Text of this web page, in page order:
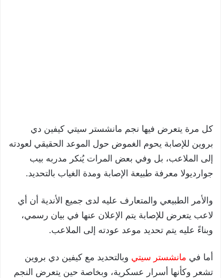
كل مرة يتعرض فيها نجم مانشستر سيتي كيفين دي
بروين للإصابة يحوم الغموض حول الموعد الحقيقي لعودته
إلى الملاعب، بل وفي بعض المرات يُنكر مدربه بيب
جوارديولا معرفة طبيعة الإصابة ومدة الغياب بالتحديد.
والأمر الطبيعي والمتعارف عليه لدى جميع الأندية أن أي
لاعب يتعرض للإصابة يتم الإعلان عنها في بيان رسمي،
وبناءً عليه يتم تحديد موعد عودته إلى الملاعب.
أما في مانشستر سيتي وبالتحديد مع كيفين دي بروين
تشعر وكأنها أسرار عسكرية، وبخاصة حين يتعرض النجم